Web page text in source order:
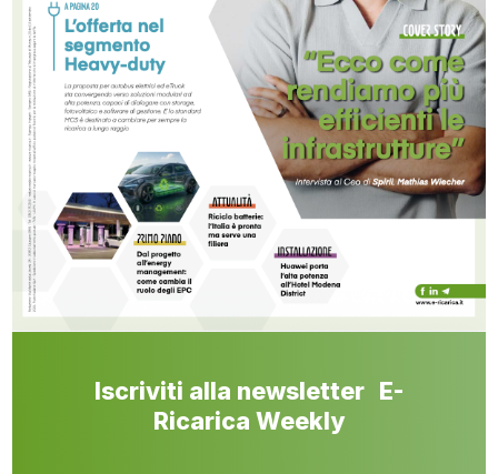
Iscriviti alla newsletter E-
Ricarica Weekly